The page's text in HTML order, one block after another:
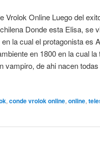
Vrolok Online Luego del
Donde esta Elisa, se
la cual el protagonista es
en 1800 en la cual
vampiro, de ahi nacen
,conde vrolok online,online,